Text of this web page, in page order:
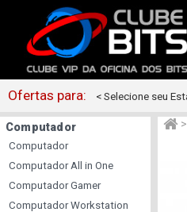
Ofertas para: < Selecione seu
Computador
Computador
Computador All in One
Computador Gamer
Computador Workstation
>